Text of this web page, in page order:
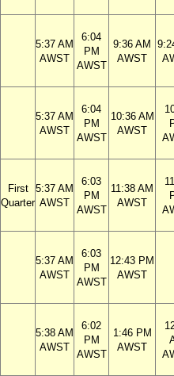
5:37 AM
AWST
6:04
PM
AWST
9:36 AM
AWST
5:37 AM
AWST
6:04
PM
AWST
10:36 AM
AWST
First
Quarter
5:37 AM
AWST
6:03
PM
AWST
11:38 AM
AWST
5:37 AM
AWST
6:03
PM
AWST
12:43 PM
AWST
5:38 AM
AWST
6:02
PM
AWST
1:46 PM
AWST